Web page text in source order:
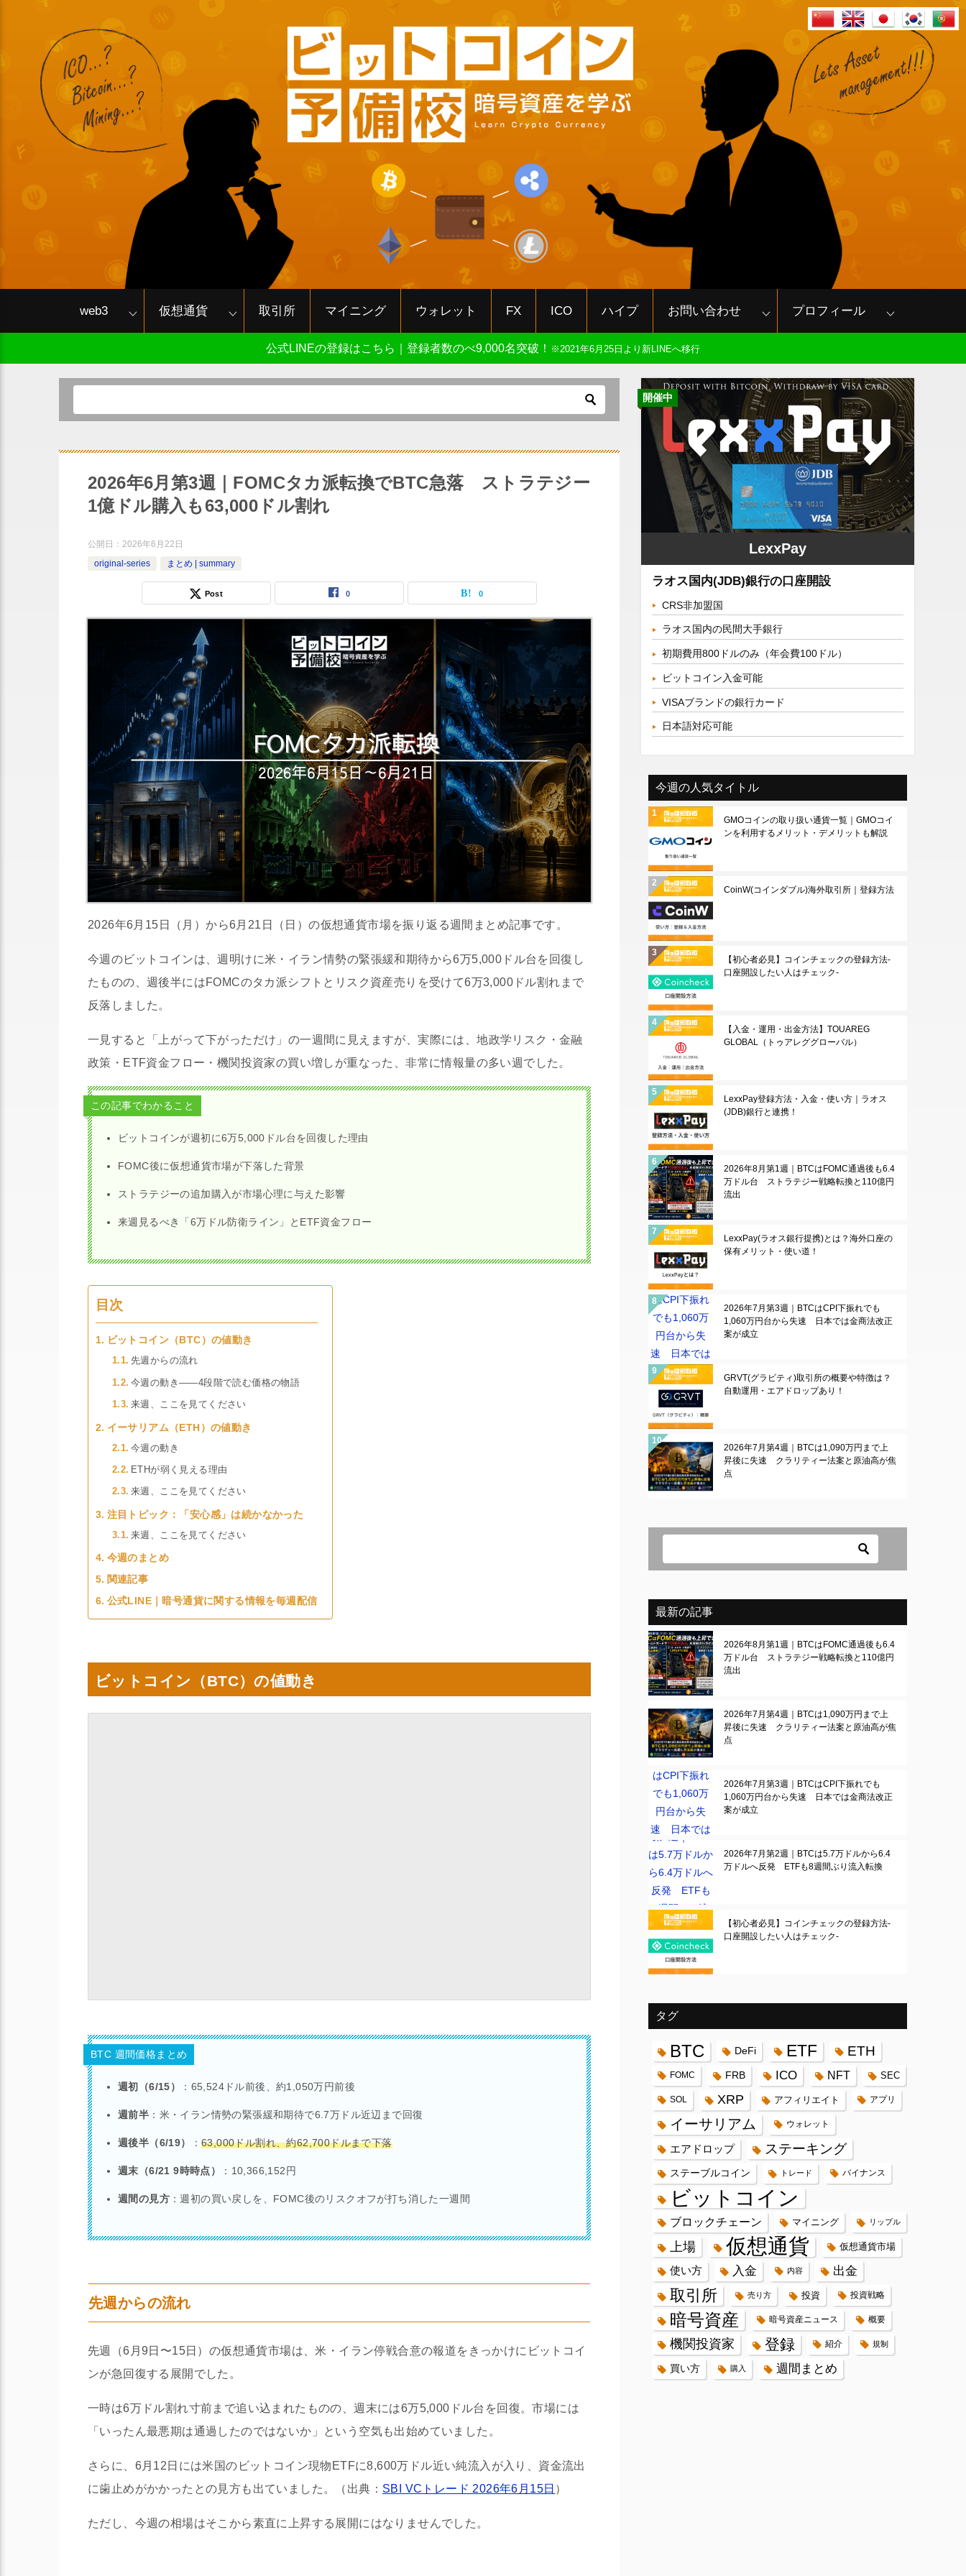
web3 仮想通貨 取引所 マイニング ウォレット FX ICO ハイプ お問い合わせ プロフィール
公式LINEの登録はこちら｜登録者数のべ9,000名突破！ ※2021年6月25日より新LINEへ移行
2026年6月第3週｜FOMCタカ派転換でBTC急落 ストラテジー
1億ドル購入も63,000ドル割れ
公開日： 2026年6月22日
original-series
まとめ | summary
Post 0 0
2026年6月15日（月）から6月21日（日）の仮想通貨市場を振り返る週間まとめ記事です。
今週のビットコインは、週明けに米・イラン情勢の緊張緩和期待から6万5,000ドル台を回復し
たものの、週後半にはFOMCのタカ派シフトとリスク資産売りを受けて6万3,000ドル割れまで
反落しました。
一見すると「上がって下がっただけ」の一週間に見えますが、実際には、地政学リスク・金融
政策・ETF資金フロー・機関投資家の買い増しが重なった、非常に情報量の多い週でした。
この記事でわかること
ビットコインが週初に6万5,000ドル台を回復した理由
FOMC後に仮想通貨市場が下落した背景
ストラテジーの追加購入が市場心理に与えた影響
来週見るべき「6万ドル防衛ライン」とETF資金フロー
目次
ビットコイン（BTC）の値動き
先週からの流れ
今週の動き——4段階で読む価格の物語
来週、ここを見てください
イーサリアム（ETH）の値動き
今週の動き
ETHが弱く見える理由
来週、ここを見てください
注目トピック：「安心感」は続かなかった
来週、ここを見てください
今週のまとめ
関連記事
公式LINE｜暗号通貨に関する情報を毎週配信
ビットコイン（BTC）の値動き
BTC 週間価格まとめ
週初（6/15） ：65,524ドル前後、約1,050万円前後
週前半 ：米・イラン情勢の緊張緩和期待で6.7万ドル近辺まで回復
週後半（6/19） ：63,000ドル割れ、約62,700ドルまで下落
週末（6/21 9時時点） ：10,366,152円
週間の見方 ：週初の買い戻しを、FOMC後のリスクオフが打ち消した一週間
先週からの流れ
先週（6月9日〜15日）の仮想通貨市場は、米・イラン停戦合意の報道をきっかけにビットコイ
ンが急回復する展開でした。
一時は6万ドル割れ寸前まで追い込まれたものの、週末には6万5,000ドル台を回復。市場には
「いったん最悪期は通過したのではないか」という空気も出始めていました。
さらに、6月12日には米国のビットコイン現物ETFに8,600万ドル近い純流入が入り、資金流出
に歯止めがかかったとの見方も出ていました。（出典： SBI VCトレード 2026年6月15日 ）
ただし、今週の相場はそこから素直に上昇する展開にはなりませんでした。
開催中
LexxPay
ラオス国内(JDB)銀行の口座開設
CRS非加盟国
ラオス国内の民間大手銀行
初期費用800ドルのみ（年会費100ドル）
ビットコイン入金可能
VISAブランドの銀行カード
日本語対応可能
今週の人気タイトル
GMOコインの取り扱い通貨一覧｜GMOコイ
ンを利用するメリット・デメリットも解説
CoinW(コインダブル)海外取引所｜登録方法
【初心者必見】コインチェックの登録方法-
口座開設したい人はチェック-
【入金・運用・出金方法】TOUAREG
GLOBAL（トゥアレググローバル）
LexxPay登録方法・入金・使い方｜ラオス
(JDB)銀行と連携！
2026年8月第1週｜BTCはFOMC通過後も6.4
万ドル台 ストラテジー戦略転換と110億円
流出
LexxPay(ラオス銀行提携)とは？海外口座の
保有メリット・使い道！
2026年7月第3週｜BTCはCPI下振れでも
1,060万円台から失速 日本では金商法改正
案が成立
GRVT(グラビティ)取引所の概要や特徴は？
自動運用・エアドロップあり！
2026年7月第4週｜BTCは1,090万円まで上
昇後に失速 クラリティー法案と原油高が焦
点
最新の記事
2026年8月第1週｜BTCはFOMC通過後も6.4
万ドル台 ストラテジー戦略転換と110億円
流出
2026年7月第4週｜BTCは1,090万円まで上
昇後に失速 クラリティー法案と原油高が焦
点
2026年7月第3週｜BTCはCPI下振れでも
1,060万円台から失速 日本では金商法改正
案が成立
2026年7月第2週｜BTCは5.7万ドルから6.4
万ドルへ反発 ETFも8週間ぶり流入転換
【初心者必見】コインチェックの登録方法-
口座開設したい人はチェック-
タグ
BTC DeFi ETF ETH
FOMC FRB ICO NFT SEC
SOL XRP アフィリエイト アプリ
イーサリアム ウォレット
エアドロップ ステーキング
ステーブルコイン トレード バイナンス
ビットコイン
ブロックチェーン マイニング リップル
上場 仮想通貨 仮想通貨市場
使い方 入金 内容 出金
取引所 売り方 投資 投資戦略
暗号資産 暗号資産ニュース 概要
機関投資家 登録 紹介 規制
買い方 購入 週間まとめ